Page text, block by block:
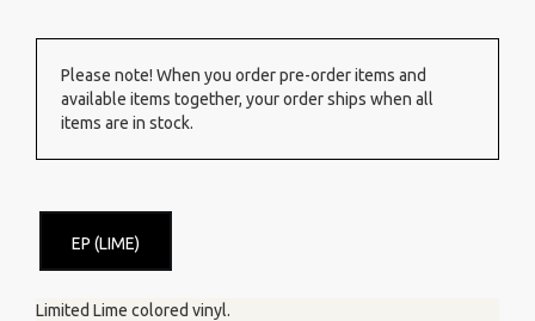
Please note! When you order pre-order items and
available items together, your order ships when all
items are in stock.
EP (LIME)
Limited Lime colored vinyl.